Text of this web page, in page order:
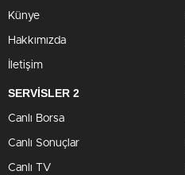
Künye
Hakkımızda
İletişim
SERVİSLER 2
Canlı Borsa
Canlı Sonuçlar
Canlı TV